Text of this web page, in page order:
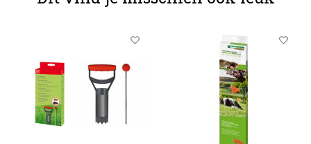
Items van productcarrousel